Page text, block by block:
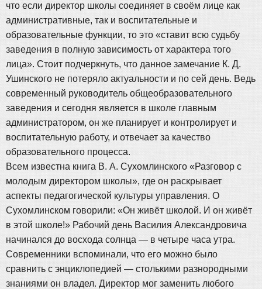
что если директор школы соединяет в своём лице как
административные, так и воспитательные и
образовательные функции, то это «ставит всю судьбу
заведения в полную зависимость от характера того
лица». Стоит подчеркнуть, что данное замечание К. Д.
Ушинского не потеряло актуальности и по сей день. Ведь
современный руководитель общеобразовательного
заведения и сегодня является в школе главным
администратором, он же планирует и контролирует и
воспитательную работу, и отвечает за качество
образовательного процесса.
Всем известна книга В. А. Сухомлинского «Разговор с
молодым директором школы», где он раскрывает
аспекты педагогической культуры управления. О
Сухомлинском говорили: «Он живёт школой. И он живёт
в этой школе!» Рабочий день Василия Александровича
начинался до восхода солнца — в четыре часа утра.
Современники вспоминали, что его можно было
сравнить с энциклопедией — столькими разнородными
знаниями он владел. Директор мог заменить любого